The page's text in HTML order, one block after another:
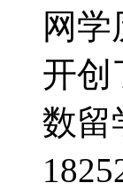
网
开创
数留